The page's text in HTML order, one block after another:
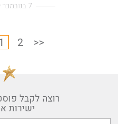
7 בנובמבר 2019
2 >>
רוצה לקבל
ישירות